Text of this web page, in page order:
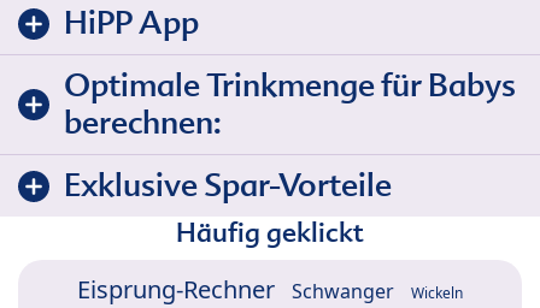
HiPP App
Optimale Trinkmenge für Babys
berechnen:
Exklusive Spar-Vorteile
Häufig geklickt
Eisprung-Rechner Schwanger Wickeln